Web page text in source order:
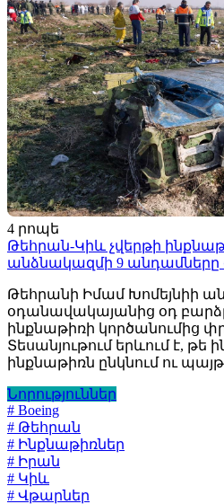
4 րոպե
Թեհրան-Կիև չվերթի
անձնակազմի 9 անդամները
Թեհրանի Իմամ Խոմեյնիի
օդանավակայանից օդ
ինքնաթիռի կործանումից
Տեսանյութում երևում է, թե
ինքնաթիռն ընկնում ու
Նորություններ
# Boeing
# Թեհրան
# Ինքնաթիռներ
# Իրան
# Կիև
# Վթարներ